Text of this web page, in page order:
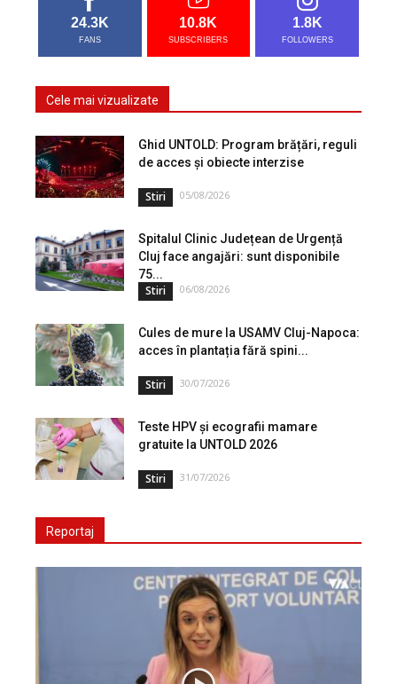
24.3K
FANS
10.8K
SUBSCRIBERS
1.8K
FOLLOWERS
Cele mai vizualizate
Ghid UNTOLD: Program brățări, reguli
de acces și obiecte interzise
Stiri 05/08/2026
Spitalul Clinic Județean de Urgență
Cluj face angajări: sunt disponibile
75...
Stiri 06/08/2026
Cules de mure la USAMV Cluj-Napoca:
acces în plantația fără spini...
Stiri 30/07/2026
Teste HPV și ecografii mamare
gratuite la UNTOLD 2026
Stiri 31/07/2026
Reportaj